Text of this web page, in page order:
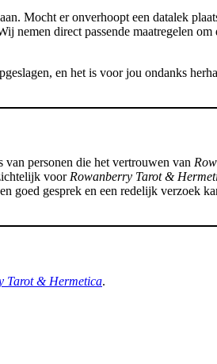
Mocht er onverhoopt een datalek
nemen direct passende maatregelen
en het is voor jou ondanks
van personen die het vertrouwen van
voor Rowanberry Tarot &
goed gesprek en een redelijk verzoek
Tarot & Hermetica.